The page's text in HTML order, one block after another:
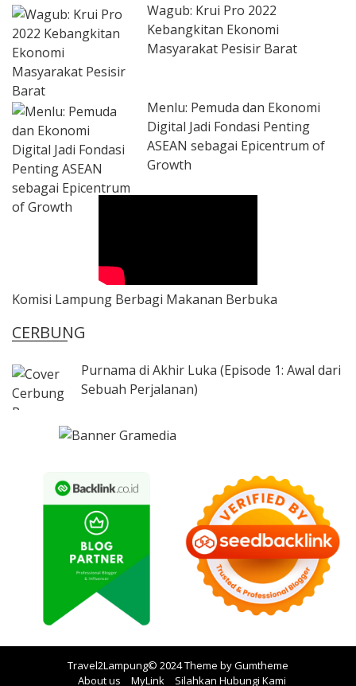
Wagub: Krui Pro 2022
Kebangkitan Ekonomi
Masyarakat Pesisir Barat
Menlu: Pemuda dan Ekonomi
Digital Jadi Fondasi Penting
ASEAN sebagai Epicentrum of
Growth
Komisi Lampung Berbagi Makanan Berbuka
CERBUNG
Purnama di Akhir Luka (Episode 1: Awal dari
Sebuah Perjalanan)
Travel2Lampung© 2024 Theme byGumtheme
About us
MyLink Silahkan Hubungi Kami